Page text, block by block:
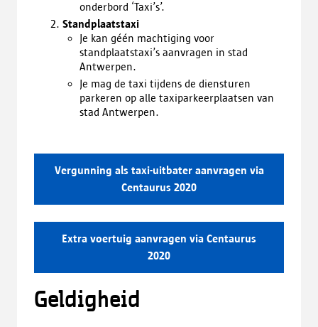
onderbord ‘Taxi’s’.
Standplaatstaxi
Je kan géén machtiging voor
standplaatstaxi’s aanvragen in stad
Antwerpen.
Je mag de taxi tijdens de diensturen
parkeren op alle taxiparkeerplaatsen van
stad Antwerpen.
Vergunning als taxi-uitbater aanvragen via
Centaurus 2020
Extra voertuig aanvragen via Centaurus
2020
Geldigheid